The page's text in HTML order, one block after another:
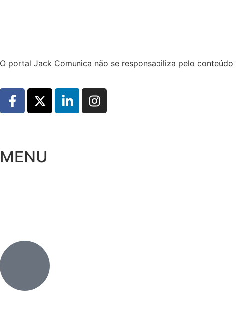
O portal Jack Comunica não se responsabiliza pelo conteúdo
MENU